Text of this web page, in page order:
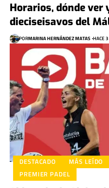
Horarios, dónde ver
dieciseisavos del
PORMARINA HERNÁNDEZ MATAS HACE
DESTACADO MÁS LEÍDO
PREMIER PADEL